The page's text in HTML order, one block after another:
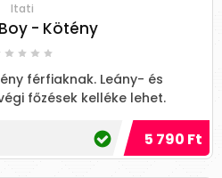
Itati
- Kötény
férfiaknak. Leány- és
főzések kelléke lehet.
5 790 Ft